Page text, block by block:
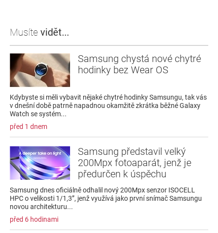
Musíte vidět...
Samsung chystá nové chytré
hodinky bez Wear OS
Kdybyste si měli vybavit nějaké chytré hodinky Samsungu, tak vás
v dnešní době patrně napadnou okamžitě zkrátka běžné Galaxy
Watch se systém...
před 1 dnem
Samsung představil velký
200Mpx fotoaparát, jenž je
předurčen k úspěchu
Samsung dnes oficiálně odhalil nový 200Mpx senzor ISOCELL
HPC o velikosti 1/1,3”, jenž využívá jako první snímač Samsungu
novou architekturu...
před 6 hodinami